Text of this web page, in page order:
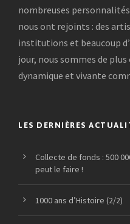
nombreuses
nous ont rejoints : des
institutions et beaucoup
jour, nous sommes de
dynamique et vivante
LES DERNIÈRES
Collecte de fonds : 500
peut le faire !
1000 ans d’Histoire (2/2)